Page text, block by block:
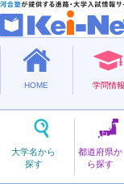
HOME 学問情報
大学名から
探す
都道府県か
ら探す
私立
たまがわ
玉川大